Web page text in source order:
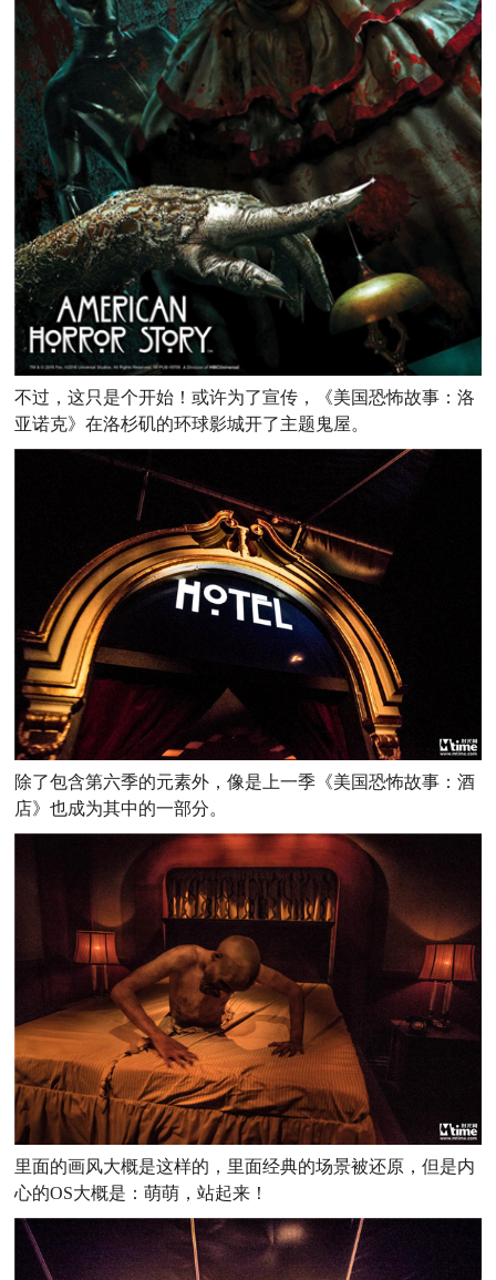
不过，这只是个开始！或许为了宣传，《美国恐怖故事：洛
亚诺克》在洛杉矶的环球影城开了主题鬼屋。
除了包含第六季的元素外，像是上一季《美国恐怖故事：酒
店》也成为其中的一部分。
里面的画风大概是这样的，里面经典的场景被还原，但是内
心的OS大概是：萌萌，站起来！